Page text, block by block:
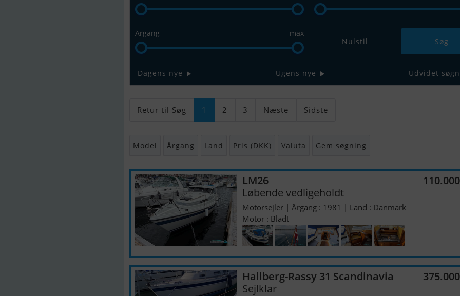
Årgang
max
Nulstil
Dagens nye Ugens nye Udvidet
Retur til Søg 1 2 3 Næste Sidste
Model Årgang Land Pris (DKK) Valuta Gem søgning
LM26
Løbende vedligeholdt
Motorsejler | Årgang : 1981 | Land : Danmark
Motor : Bladt
Hallberg-Rassy 31 Scandinavia
Sejlklar